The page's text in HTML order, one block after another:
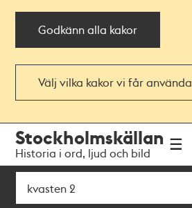
Godkänn alla kakor
Välj vilka kakor vi får använda
navigationen
huvudinnehållet
Stockholmskällan
Historia i ord, ljud och bild
Sök